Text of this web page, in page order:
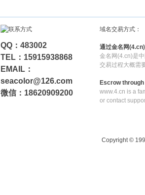
QQ：483002
TEL：15915938868
EMAIL：
seacolor@126.com
微信：18620909200
域名交易方式：
通过金名网
金名网(4.cn)是
交易过程大概需
Escrow
www.4.cn is a
or contact
Copyright ©